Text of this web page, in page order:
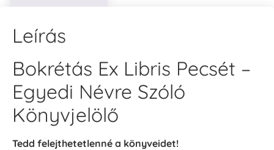
Leírás
Bokrétás Ex Libris Pecsét –
Egyedi Névre Szóló
Könyvjelölő
Tedd felejthetetlenné a könyveidet!